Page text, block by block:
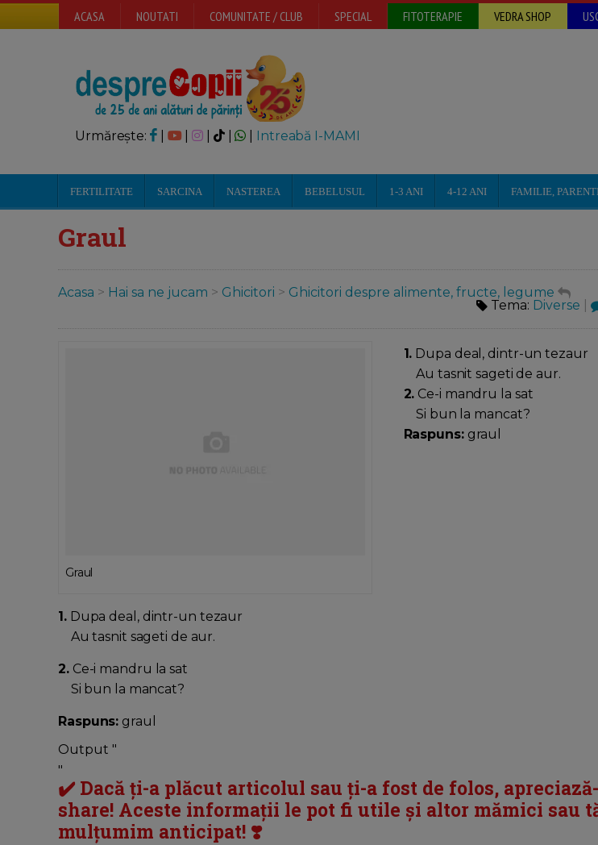
ACASA NOUTATI COMUNITATE / CLUB SPECIAL FITOTERAPIE VEDRA SHOP
Urmărește: | | Intreabă I-MAMI
FERTILITATE SARCINA NASTEREA BEBELUSUL 1-3 ANI 4-12 ANI FAMILIE,
Graul
Acasa > Hai sa ne jucam > Ghicitori > Ghicitori despre alimente, fructe, legume
Tema: Diverse
Graul
1. Dupa deal, dintr-un tezaur
Au tasnit sageti de aur.
2. Ce-i mandru la sat
Si bun la mancat?
Raspuns:graul
1.Dupa deal, dintr-un tezaur
Au tasnit sageti de aur.
2.Ce-i mandru la sat
Si bun la mancat?
Raspuns: graul
Output "
"
✔️ Dacă ți-a plăcut articolul sau ți-a fost de folos,
share! Aceste informații le pot fi utile și altor mămici sau
mulțumim anticipat! ❣️